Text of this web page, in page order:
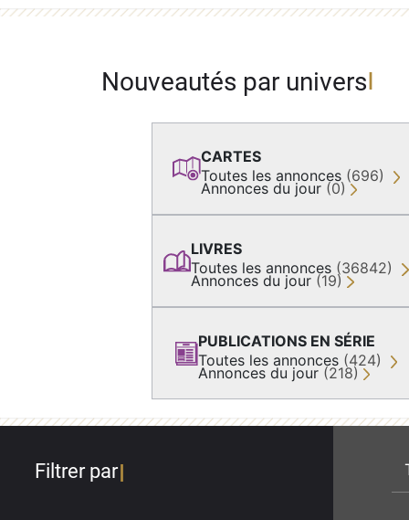
Nouveautés par univers
CARTES
Toutes les annonces (696)
Annonces du jour (0)
LIVRES
Toutes les annonces (36842)
Annonces du jour (19)
PUBLICATIONS EN SÉRIE
Toutes les annonces (424)
Annonces du jour (218)
Filtrer par